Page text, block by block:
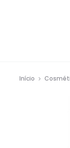
Início